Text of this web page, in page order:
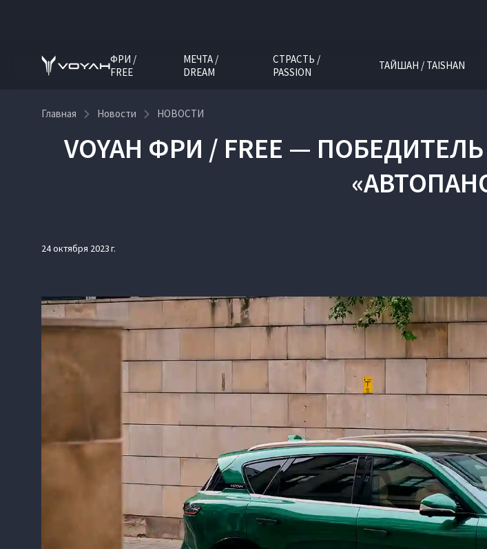
ФРИ /
FREE
МЕЧТА /
DREAM
СТРАСТЬ /
PASSION
ТАЙШАН / TAISHAN
Главная Новости НОВОСТИ
VOYAH ФРИ / FREE —
24 октября 2023 г.